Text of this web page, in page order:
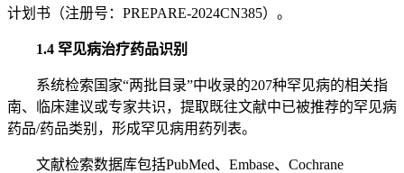
计划书（注册号：PREPARE-2024CN385）。
1.4 罕见病治疗药品识别
系统检索国家“两批目录”中收录的207种罕见病的相关指
南、临床建议或专家共识，提取既往文献中已被推荐的罕见病
药品/药品类别，形成罕见病用药列表。
文献检索数据库包括PubMed、Embase、Cochrane